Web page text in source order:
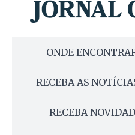
ONDE
RECEBA AS
RECEBA